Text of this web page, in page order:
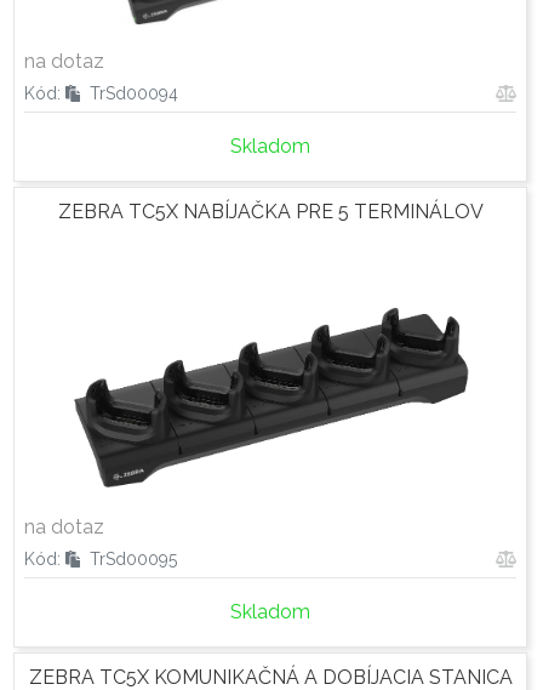
na dotaz
Kód: TrSd00094
Skladom
ZEBRA TC5X NABÍJAČKA PRE 5 TERMINÁLOV
na dotaz
Kód: TrSd00095
Skladom
ZEBRA TC5X KOMUNIKAČNÁ A DOBÍJACIA STANICA